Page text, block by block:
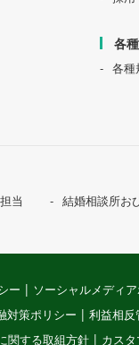
各
各種
当 結婚相談所お
ー ソーシャルメディ
対策ポリシー 利益相
関する取組方針 カス